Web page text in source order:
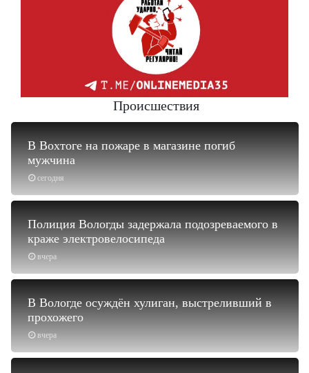
Происшествия
сегодня
В Вохтоге на пожаре в магазине погиб
мужчина
вчера
Полиция Вологды задержала подозреваемого в
краже электровелосипеда
вчера
В Вологде осуждён хулиган, выстреливший в
прохожего